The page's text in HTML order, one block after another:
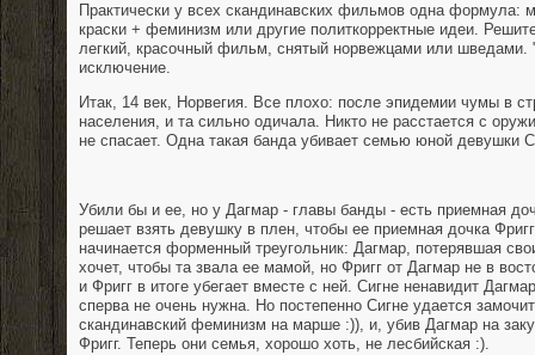
Практически у всех скандинавских фильмов одна формула:
краски + феминизм или другие политкорректные идеи.
легкий, красочный фильм, снятый норвежцами или шведами.
исключение.
Итак, 14 век, Норвегия. Все плохо: после эпидемии чумы в
населения, и та сильно одичала. Никто не расстается с
не спасает. Одна такая банда убивает семью юной девушки
Убили бы и ее, но у Дагмар - главы банды - есть приемная
решает взять девушку в плен, чтобы ее приемная дочка
начинается форменный треугольник: Дагмар, потерявшая
хочет, чтобы та звала ее мамой, но Фригг от Дагмар не в
и Фригг в итоге убегает вместе с ней. Сигне ненавидит
сперва не очень нужна. Но постепенно Сигне удается
скандинавский феминизм на марше :)), и, убив Дагмар на
Фригг. Теперь они семья, хорошо хоть, не лесбийская :).